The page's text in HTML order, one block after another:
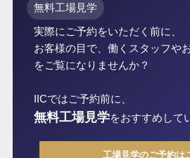
無料工場見学
実際にご予約をいただく前に、
お客様の目で、働くスタッフや
をご覧になりませんか？
IICではご予約前に、
無料工場見学をおすすめして
工場見学のご予約は